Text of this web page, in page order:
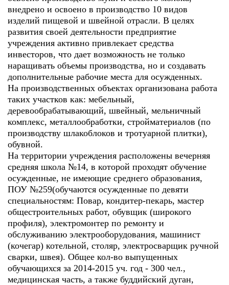
внедрено и освоено в производство 10 видов
изделий пищевой и швейной отрасли. В целях
развития своей деятельности предприятие
учреждения активно привлекает средства
инвесторов, что дает возможность не только
наращивать объемы производства, но и создавать
дополнительные рабочие места для осужденных.
На производственных объектах организована работа
таких участков как: мебельный,
деревообрабатывающий, швейный, мельничный
комплекс, металлообработки, стройматериалов (по
производству шлакоблоков и тротуарной плитки),
обувной.
На территории учреждения расположены вечерняя
средняя школа №14, в которой проходят обучение
осужденные, не имеющие среднего образования,
ПОУ №259(обучаются осужденные по девяти
специальностям: Повар, кондитер-пекарь, мастер
общестроительных работ, обувщик (широкого
профиля), электромонтер по ремонту и
обслуживанию электрооборудования, машинист
(кочегар) котельной, столяр, электросварщик ручной
сварки, швея). Общее кол-во выпущенных
обучающихся за 2014-2015 уч. год - 300 чел.,
медицинская часть, а также буддийский дуган,